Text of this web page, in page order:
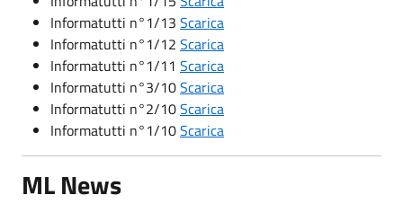
Informatutti n°1/13 Scarica
Informatutti n°1/12 Scarica
Informatutti n°1/11 Scarica
Informatutti n°3/10Scarica
Informatutti n°2/10Scarica
Informatutti n°1/10Scarica
ML News